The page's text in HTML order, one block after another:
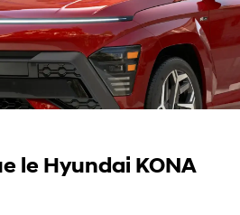
le Hyundai KONA